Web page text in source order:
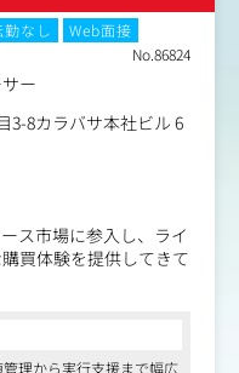
勤なし
Web面接
No.86824
ー
3-8カラバサ本社ビル 6
ス市場に参入し、ライ
買体験を提供してきて
マネジメントを行う
」など、業界をリ
理から実行支援まで幅広